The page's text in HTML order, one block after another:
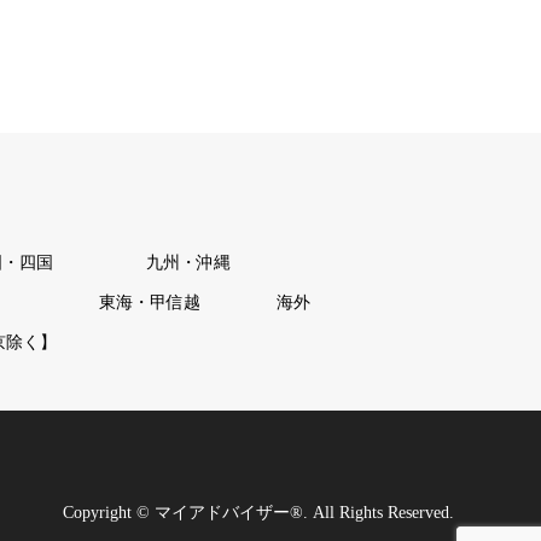
四国 九州・沖縄
東海・甲信越 海外
く】
Copyright © マイアドバイザー® . All Rights Reserved.